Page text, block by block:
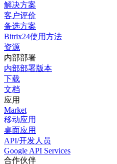
解决方案
客户评价
备选方案
Bitrix24使用方法
资源
内部部署
内部部署版本
下载
文档
应用
Market
移动应用
桌面应用
API/开发人员
Google API Services
合作伙伴